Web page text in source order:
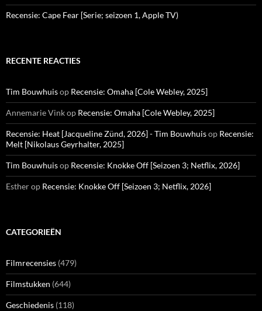
Recensie: Cape Fear [Serie; seizoen 1, Apple TV)
RECENTE REACTIES
Tim Bouwhuisop Recensie: Omaha [Cole Webley, 2025]
Annemarie Vinkop Recensie: Omaha [Cole Webley, 2025]
Recensie: Heat [Jacqueline Zünd, 2026] - Tim Bouwhuisop Recensie:
Melt [Nikolaus Geyrhalter, 2025]
Tim Bouwhuisop Recensie: Knokke Off [Seizoen 3; Netflix, 2026]
Estherop Recensie: Knokke Off [Seizoen 3; Netflix, 2026]
CATEGORIEËN
Filmrecensies (479)
Filmstukken (644)
Geschiedenis (118)